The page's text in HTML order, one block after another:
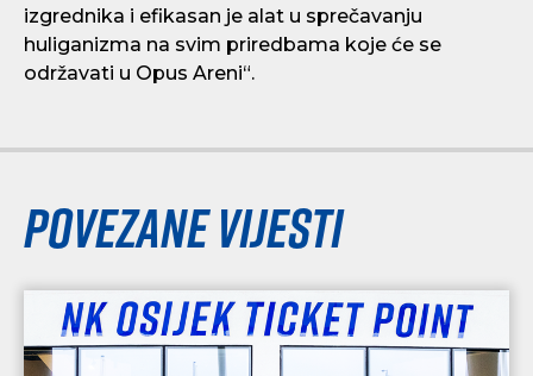
izgrednika i efikasan je alat u sprečavanju
huliganizma na svim priredbama koje će se
održavati u Opus Areni“.
Povezane vijesti